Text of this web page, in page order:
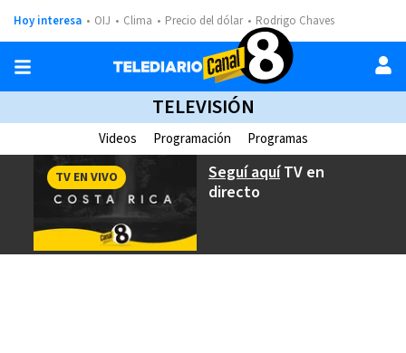
Hoy interesa OIJ Clima Precio del dólar Rodrigo Chaves
TELEVISIÓN
Videos Programación Programas
Seguí aquíTV en
directo
TV EN VIVO